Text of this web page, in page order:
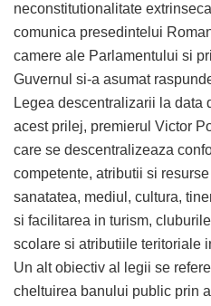
neconstitutionalitate
comunica presedintelui
camere ale Parlamentului si
Guvernul si-a asumat
Legea descentralizarii la data
acest prilej, premierul Victor
care se descentralizeaza
competente, atributii si
sanatatea, mediul, cultura,
si facilitarea in turism,
scolare si atributiile teritoriale
Un alt obiectiv al legii se
cheltuirea banului public prin